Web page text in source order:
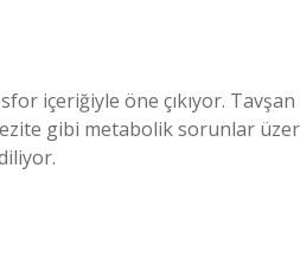
içeriğiyle öne çıkıyor.
gibi metabolik sorunlar